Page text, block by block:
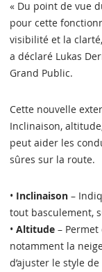
« Du point de vue
pour cette
visibilité et la
a déclaré Lukas
Grand Public.
Cette nouvelle
Inclinaison,
peut aider les
sûres sur la route.
• Inclinaison –
tout basculement,
• Altitude –
notamment la
d’ajuster le style